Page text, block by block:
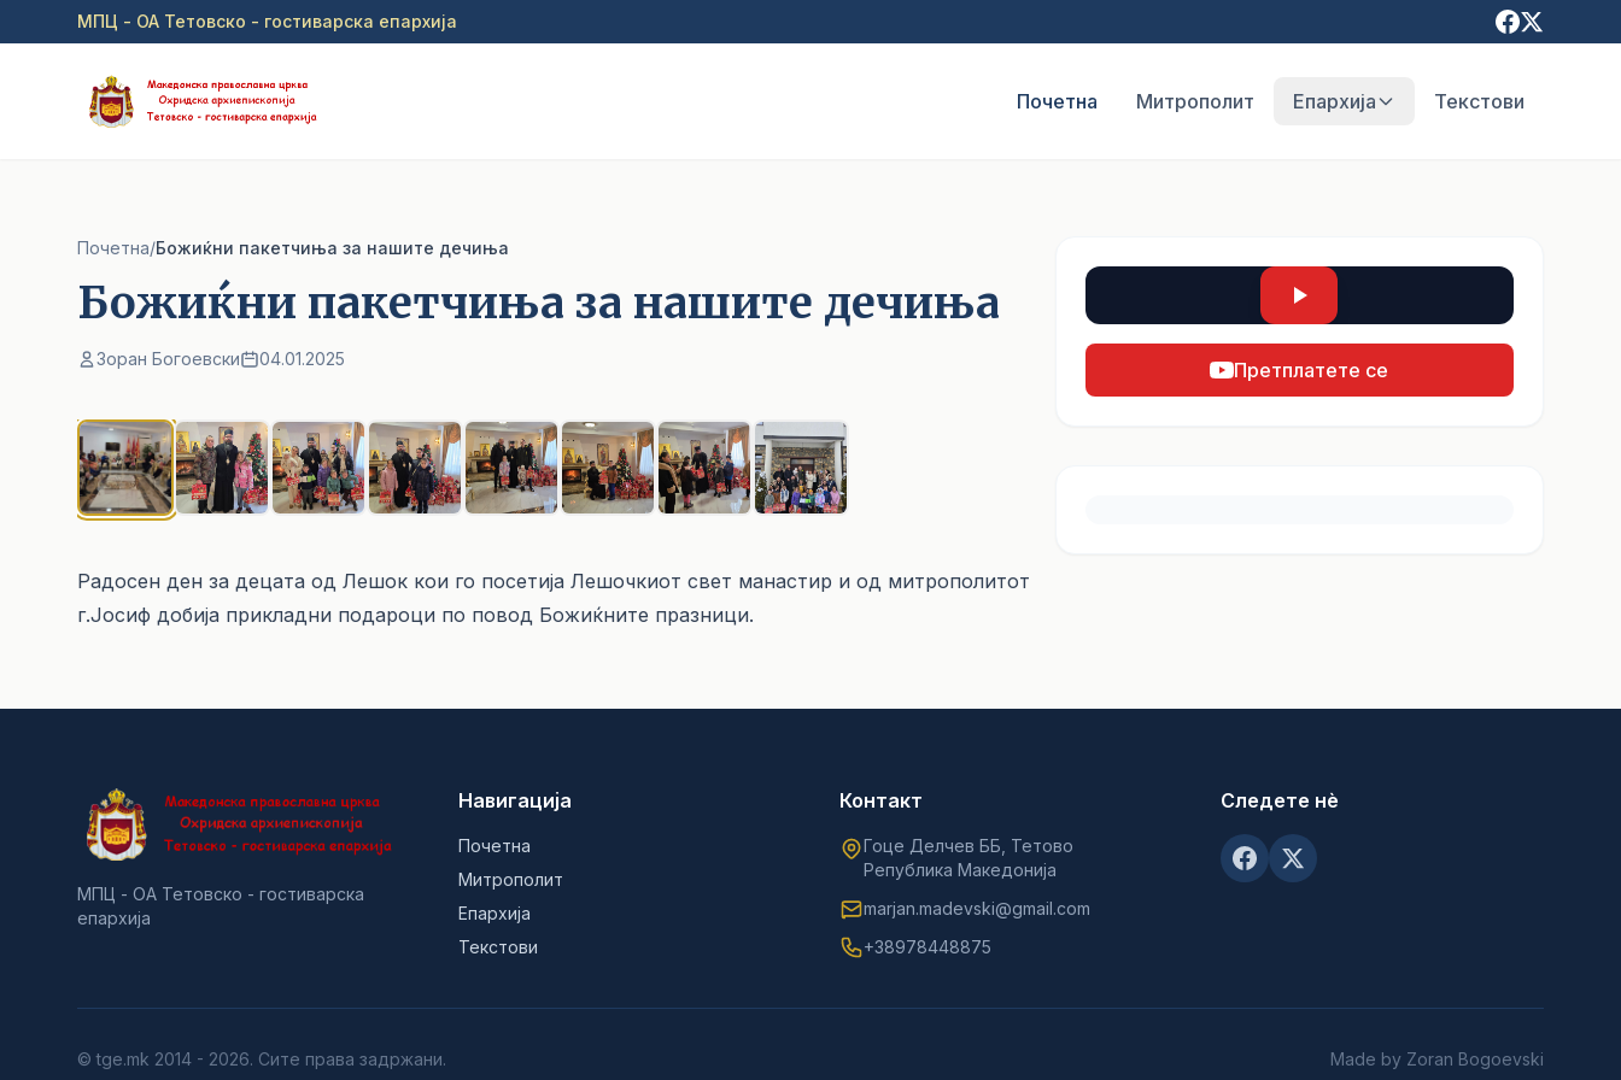
Прејди на главна содржина
МПЦ - ОА Тетовско - гостиварска епархија
Почетна Митрополит Епархија Текстови
Почетна/Божиќни пакетчиња за нашите дечиња
Божиќни пакетчиња за нашите дечиња
Зоран Богоевски 04.01.2025
Радосен ден за децата од Лешок кои го посетија Лешочкиот свет манастир и од митрополитот
г.Јосиф добија прикладни подароци по повод Божиќните празници.
Претплатете се
МПЦ - ОА Тетовско - гостиварска
епархија
Навигација
Почетна
Митрополит
Епархија
Текстови
Контакт
Гоце Делчев ББ, Тетово
Република Македонија
marjan.madevski@gmail.com
+38978448875
Следете нè
© tge.mk 2014 - 2026. Сите права задржани. Made by Zoran Bogoevski